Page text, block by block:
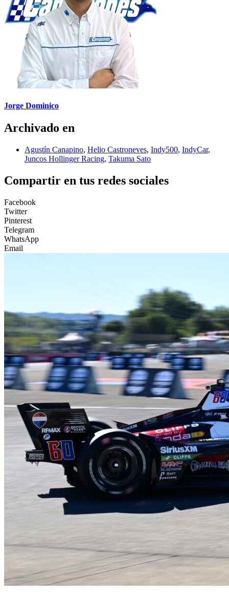
Jorge Dominico
Archivado en
Agustín Canapino, Helio Castroneves, Indy500, IndyCar,
Juncos Hollinger Racing, Takuma Sato
Compartir en tus redes sociales
Facebook
Twitter
Pinterest
Telegram
WhatsApp
Email